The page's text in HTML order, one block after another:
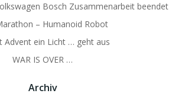
Bosch Zusammenarbeit beendet
– Humanoid Robot
Advent ein Licht … geht aus
WAR IS OVER …
Archiv